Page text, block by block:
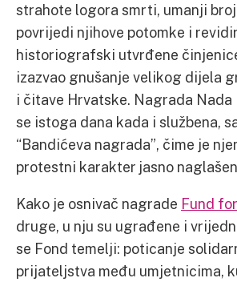
strahote logora smrti, umanji
povrijedi njihove potomke i
historiografski utvrđene
izazvao gnušanje velikog dijela
i čitave Hrvatske. Nagrada Nada
se istoga dana kada i službena,
“Bandićeva nagrada”, čime je
protestni karakter jasno
Kako je osnivač nagrade Fund
druge, u nju su ugrađene i
se Fond temelji: poticanje
prijateljstva među umjetnicima,